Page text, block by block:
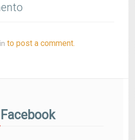
to post a comment.